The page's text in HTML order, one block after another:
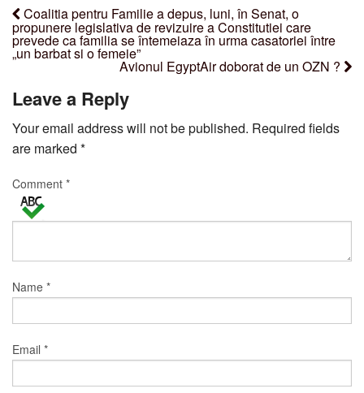
Coalitia pentru Familie a depus, luni, în Senat, o
propunere legislativa de revizuire a Constitutiei care
prevede ca familia se întemeiaza în urma casatoriei între
„un barbat si o femeie”
Avionul EgyptAir doborat de un OZN ?
Leave a Reply
Your email address will not be published. Required fields
are marked *
Comment *
Name *
Email *